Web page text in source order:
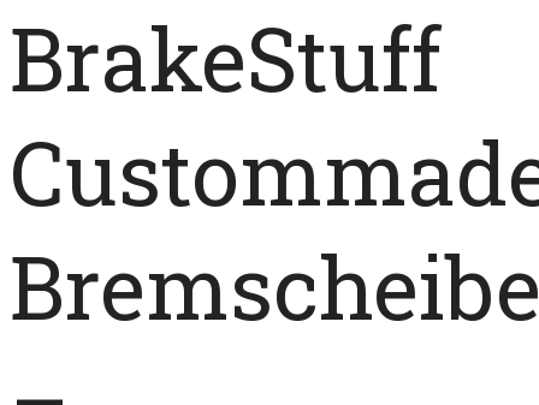
BrakeStuff